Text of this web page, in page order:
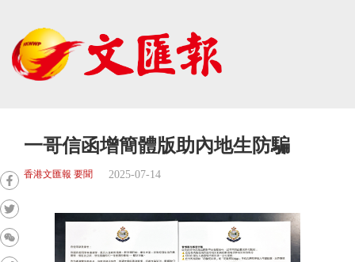
一哥信函增簡體版助內地生防騙
香港文匯報 要聞 2025-07-14